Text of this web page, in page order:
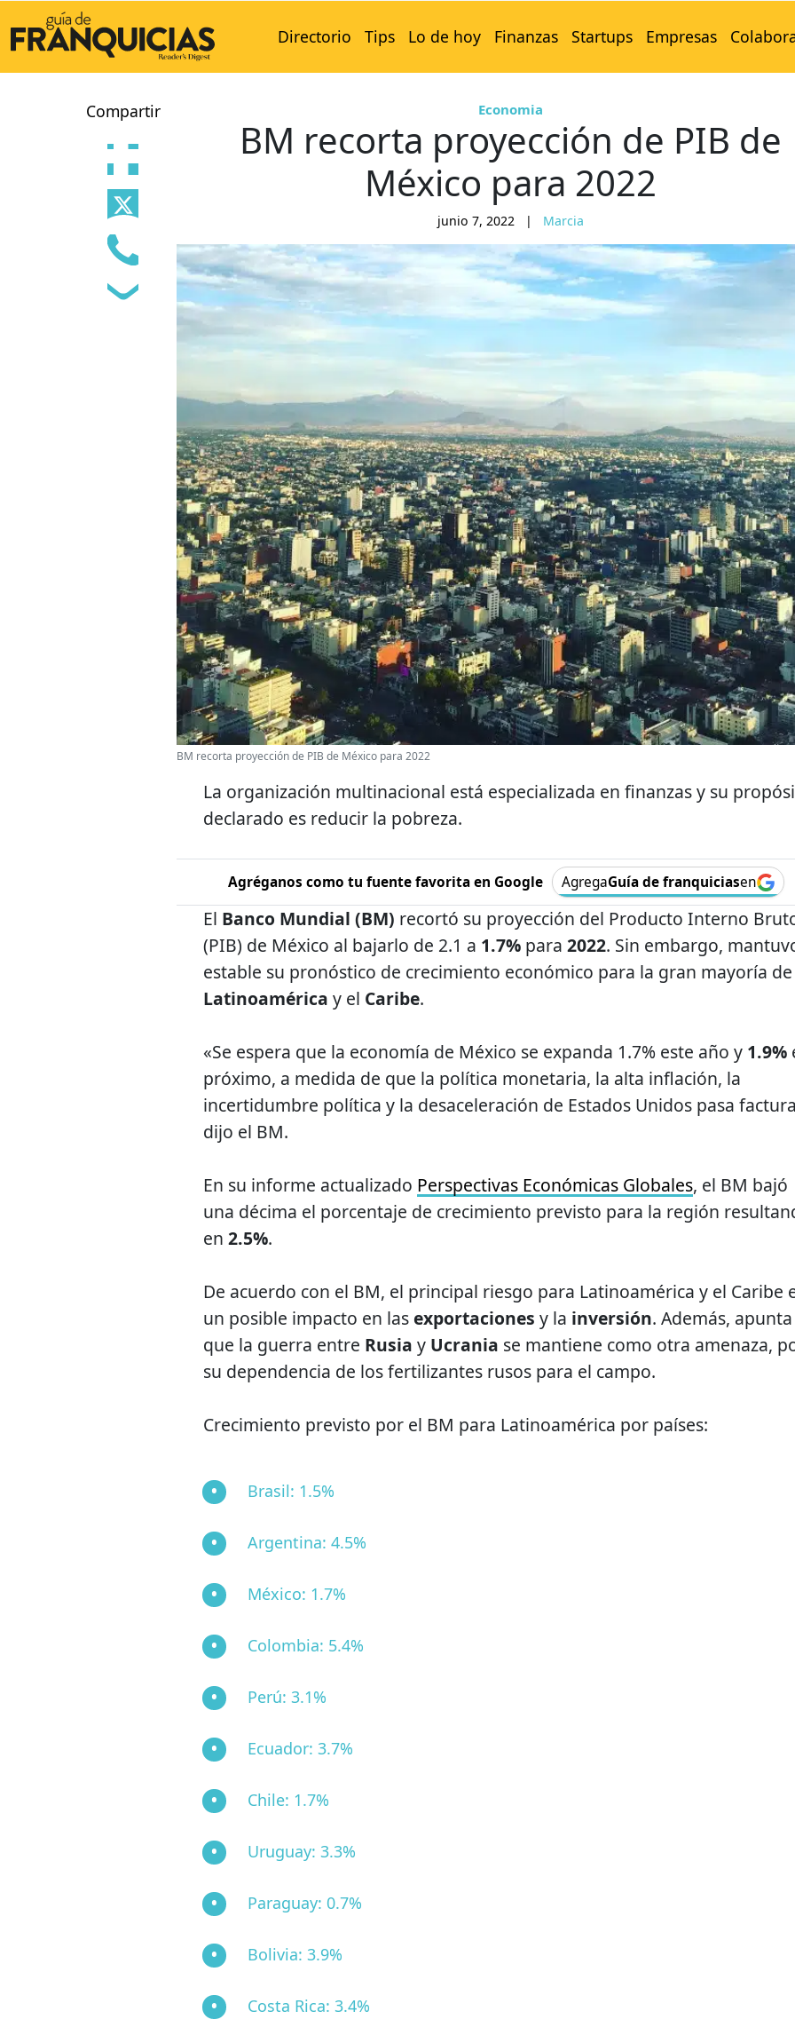
Directorio Tips Lo de hoy Finanzas Startups Empresas
Compartir Economia
BM recorta proyección de PIB de
México para 2022
junio 7, 2022 | Marcia
BM recorta proyección de PIB de México para 2022
La organización multinacional está especializada en finanzas y su
declarado es reducir la pobreza.
Agréganos como tu fuente favorita en Google AgregaGuía de franquiciasen
El Banco Mundial (BM) recortó su proyección del Producto Interno
(PIB) de México al bajarlo de 2.1 a 1.7% para 2022. Sin embargo,
estable su pronóstico de crecimiento económico para la gran mayoría de
Latinoamérica y el Caribe.
«Se espera que la economía de México se expanda 1.7% este año y 1.9%
próximo, a medida de que la política monetaria, la alta inflación, la
incertidumbre política y la desaceleración de Estados Unidos pasa
dijo el BM.
En su informe actualizado Perspectivas Económicas Globales, el BM bajó
una décima el porcentaje de crecimiento previsto para la región
en 2.5%.
De acuerdo con el BM, el principal riesgo para Latinoamérica y el Caribe
un posible impacto en las exportaciones y la inversión. Además,
que la guerra entre Rusia y Ucrania se mantiene como otra amenaza,
su dependencia de los fertilizantes rusos para el campo.
Crecimiento previsto por el BM para Latinoamérica por países:
Brasil: 1.5%
Argentina: 4.5%
México: 1.7%
Colombia: 5.4%
Perú: 3.1%
Ecuador: 3.7%
Chile: 1.7%
Uruguay: 3.3%
Paraguay: 0.7%
Bolivia: 3.9%
Costa Rica: 3.4%